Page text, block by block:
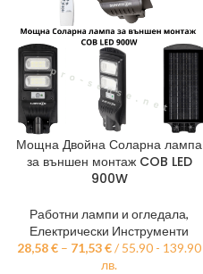
ОПЦИИ
Мощна Двойна Соларна лампа
за външен монтаж COB LED
900W
Работни лампи и огледала,
Електрически Инструменти
28,58€ – 71,53€/ 55.90 - 139.90
лв.